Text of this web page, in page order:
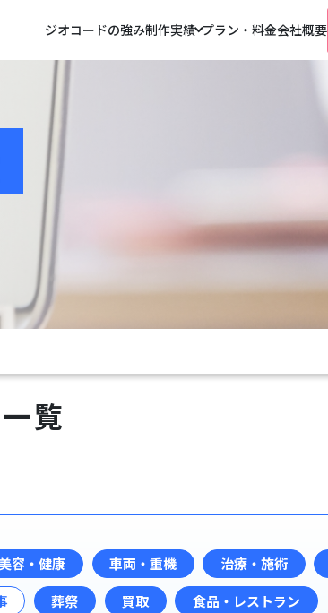
ジオコードの強み制作実績 プラン・料金会社概要
覧
容・健康 車両・重機 治療・施術
葬祭 買取
食品・レストラン